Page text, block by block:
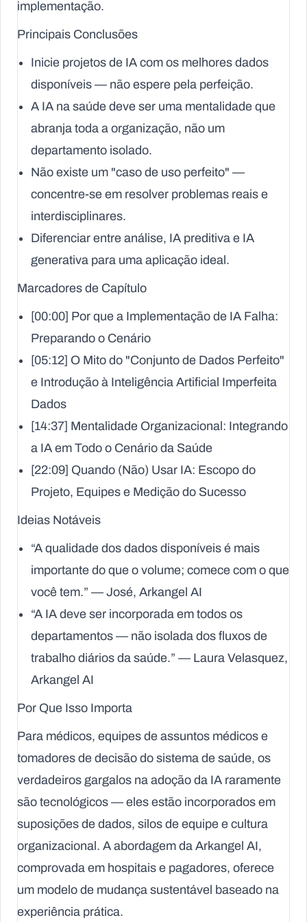
implementação.
Principais Conclusões
Inicie projetos de IA com os melhores dados
disponíveis — não espere pela perfeição.
A IA na saúde deve ser uma mentalidade que
abranja toda a organização, não um
departamento isolado.
Não existe um "caso de uso perfeito" —
concentre-se em resolver problemas reais e
interdisciplinares.
Diferenciar entre análise, IA preditiva e IA
generativa para uma aplicação ideal.
Marcadores de Capítulo
[00:00] Por que a Implementação de IA Falha:
Preparando o Cenário
[05:12] O Mito do "Conjunto de Dados Perfeito"
e Introdução à Inteligência Artificial Imperfeita
Dados
[14:37] Mentalidade Organizacional: Integrando
a IA em Todo o Cenário da Saúde
[22:09] Quando (Não) Usar IA: Escopo do
Projeto, Equipes e Medição do Sucesso
Ideias Notáveis
“A qualidade dos dados disponíveis é mais
importante do que o volume; comece com o que
você tem.” — José, Arkangel AI
“A IA deve ser incorporada em todos os
departamentos — não isolada dos fluxos de
trabalho diários da saúde.” — Laura Velasquez,
Arkangel AI
Por Que Isso Importa
Para médicos, equipes de assuntos médicos e
tomadores de decisão do sistema de saúde, os
verdadeiros gargalos na adoção da IA raramente
são tecnológicos — eles estão incorporados em
suposições de dados, silos de equipe e cultura
organizacional. A abordagem da Arkangel AI,
comprovada em hospitais e pagadores, oferece
um modelo de mudança sustentável baseado na
experiência prática.